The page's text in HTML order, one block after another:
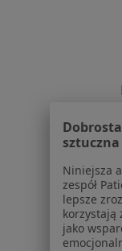
Niniejsza
zespół
lepsze
korzystają
jako